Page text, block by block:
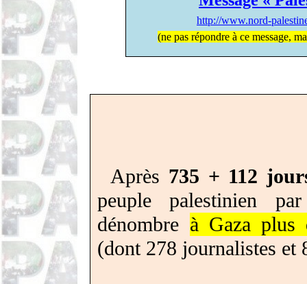
http://www.nord-
(ne pas répondre à ce message,
Après 735 + 112
peuple palestinien
dénombre à Gaza plus
(dont 278 journalistes et